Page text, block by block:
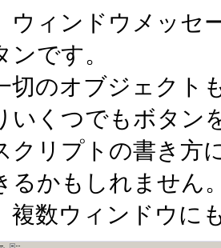
ウィンドウメッセ
ンです。
切のオブジェクト
いくつでもボタン
クリプトの書き方
るかもしれません
複数ウィンドウに